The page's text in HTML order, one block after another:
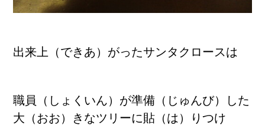
出来上（できあ）がったサンタクロースは
職員（しょくいん）が準備（じゅんび）した
大（おお）きなツリーに貼（は）りつけ